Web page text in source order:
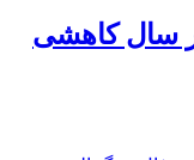
سال کاهشی